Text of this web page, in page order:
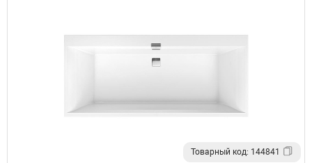
Товарный код: 144841